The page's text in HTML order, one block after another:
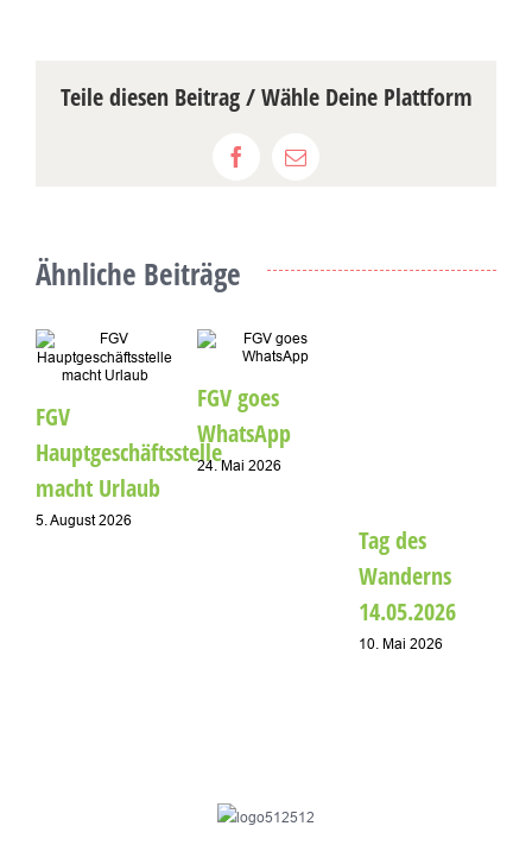
Teile diesen Beitrag / Wähle Deine Plattform
Facebook
E-
Ähnliche Beiträge
FGV
Hauptgeschäftsstelle
macht Urlaub
5. August 2026
FGV goes
WhatsApp
24. Mai 2026
Tag des
Wanderns
14.05.2026
10. Mai 2026